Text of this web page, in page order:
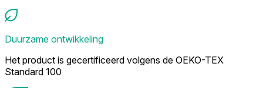
Duurzame ontwikkeling
Het product is gecertificeerd volgens de OEKO-TEX
Standard 100